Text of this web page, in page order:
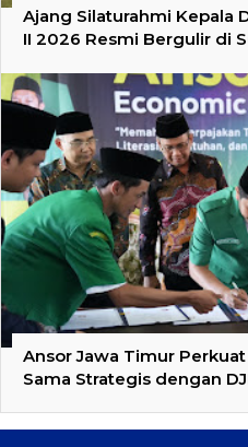
Ajang Silaturahmi Kepala
II 2026 Resmi Bergulir di
Ansor Jawa Timur
Sama Strategis dengan